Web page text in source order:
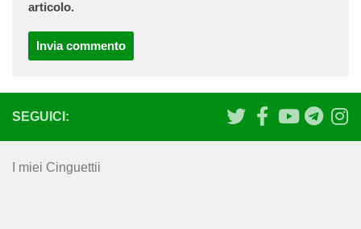
articolo.
SEGUICI:
I miei Cinguettii